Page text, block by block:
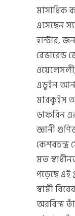
মাসাধিক
এসেছেন
হান্টার,
রেভারেন্ড
এডুইন
মারকুইস
ডাফরিন
জ্ঞানী
কেশবচন্দ্র
মত
পড়েছে এই
স্বামী
অরবিন্দ